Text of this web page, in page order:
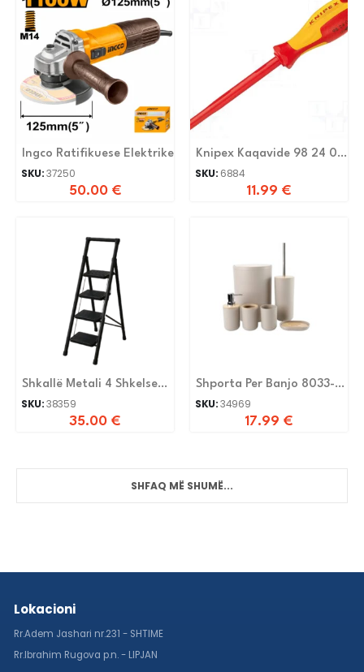
Ingco Ratifikuese Elektrike
SKU:37250
50.00 €
Knipex Kaqavide 98 24 03
+
SKU: 6884
11.99 €
Shkallë Metali 4 Shkelse
T0104
SKU:38359
35.00 €
Shporta Per Banjo 8033-Z
Beige
SKU:34969
17.99 €
SHFAQ MË SHUMË...
Lokacioni
Rr.Adem Jashari nr.231 - SHTIME
Rr.Ibrahim Rugova p.n. - LIPJAN